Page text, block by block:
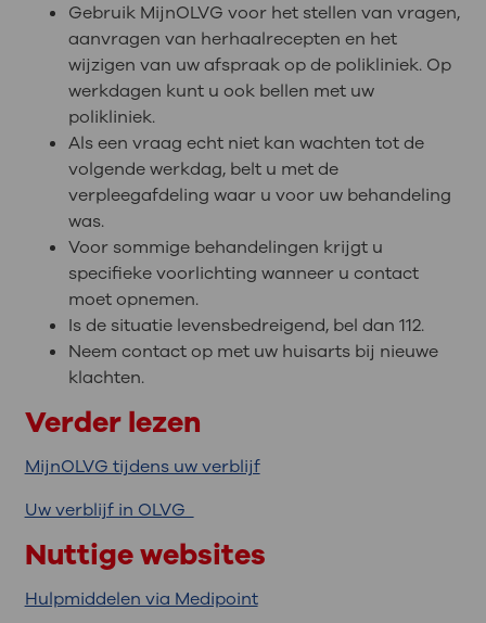
Gebruik MijnOLVG voor het stellen van vragen,
aanvragen van herhaalrecepten en het
wijzigen van uw afspraak op de polikliniek. Op
werkdagen kunt u ook bellen met uw
polikliniek.
Als een vraag echt niet kan wachten tot de
volgende werkdag, belt u met de
verpleegafdeling waar u voor uw behandeling
was.
Voor sommige behandelingen krijgt u
specifieke voorlichting wanneer u contact
moet opnemen.
Is de situatie levensbedreigend, bel dan 112.
Neem contact op met uw huisarts bij nieuwe
klachten.
Verder lezen
MijnOLVG tijdens uw verblijf
Uw verblijf in OLVG
Nuttige websites
Hulpmiddelen via Medipoint